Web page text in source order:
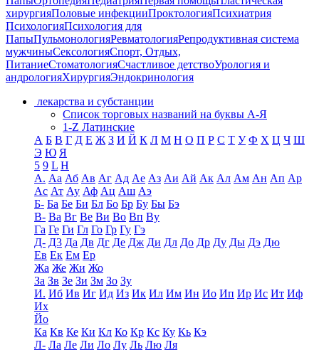
хирургияПоловые инфекцииПроктологияПсихиатрия
ПсихологияПсихология для
ПапыПульмонологияРевматологияРепродуктивная система
мужчиныСексологияСпорт, Отдых,
ПитаниеСтоматологияСчастливое детствоУрология и
андрологияХирургияЭндокринология
лекарства и субстанции
Список торговых названий на буквы А-Я
1-Z Латинские
А Б В Г Д Е Ж З И Й К Л М Н О П Р С Т У Ф Х Ц Ч Ш
Э Ю Я
5 9 L H
А. Аа Аб Ав Аг Ад Ае Аз Аи Ай Ак Ал Ам Ан Ап Ар
Ас Ат Ау Аф Ац Аш Аэ
Б- Ба Бе Би Бл Бо Бр Бу Бы Бэ
В- Ва Вг Ве Ви Во Вп Ву
Га Ге Ги Гл Го Гр Гу Гэ
Д- Д3 Да Дв Дг Де Дж Ди Дл До Др Ду Ды Дэ Дю
Ев Ек Ем Ер
Жа Же Жи Жо
За Зв Зе Зи Зм Зо Зу
И. Иб Ив Иг Ид Из Ик Ил Им Ин Ио Ип Ир Ис Ит Иф
Их
Йо
Ка Кв Ке Ки Кл Ко Кр Кс Ку Кь Кэ
Л- Ла Ле Ли Ло Лу Ль Лю Ля